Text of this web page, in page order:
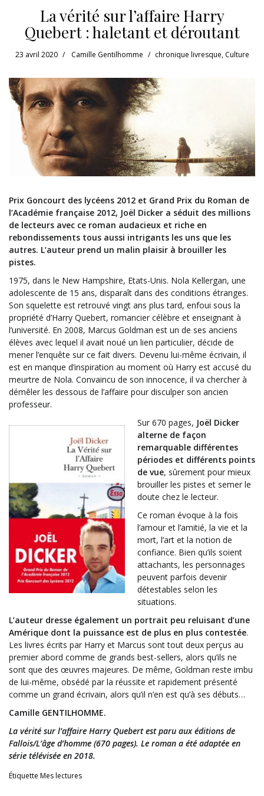
La vérité sur l’affaire Harry
Quebert : haletant et déroutant
23 avril 2020 Camille Gentilhomme chronique livresque, Culture
Prix Goncourt des lycéens 2012 et Grand Prix du Roman de
l’Académie française 2012, Joël Dicker a séduit des millions
de lecteurs avec ce roman audacieux et riche en
rebondissements tous aussi intrigants les uns que les
autres. L’auteur prend un malin plaisir à brouiller les
pistes.
1975, dans le New Hampshire, Etats-Unis. Nola Kellergan, une
adolescente de 15 ans, disparaît dans des conditions étranges.
Son squelette est retrouvé vingt ans plus tard, enfoui sous la
propriété d’Harry Quebert, romancier célèbre et enseignant à
l’université. En 2008, Marcus Goldman est un de ses anciens
élèves avec lequel il avait noué un lien particulier, décide de
mener l’enquête sur ce fait divers. Devenu lui-même écrivain, il
est en manque d’inspiration au moment où Harry est accusé du
meurtre de Nola. Convaincu de son innocence, il va chercher à
démêler les dessous de l’affaire pour disculper son ancien
professeur.
Sur 670 pages, Joël Dicker
alterne de façon
remarquable différentes
périodes et différents points
de vue, sûrement pour mieux
brouiller les pistes et semer le
doute chez le lecteur.
Ce roman évoque à la fois
l’amour et l’amitié, la vie et la
mort, l’art et la notion de
confiance. Bien qu’ils soient
attachants, les personnages
peuvent parfois devenir
détestables selon les
situations.
L’auteur dresse également un portrait peu reluisant d’une
Amérique dont la puissance est de plus en plus contestée.
Les livres écrits par Harry et Marcus sont tout deux perçus au
premier abord comme de grands best-sellers, alors qu’ils ne
sont que des œuvres majeures. De même, Goldman reste imbu
de lui-même, obsédé par la réussite et rapidement présenté
comme un grand écrivain, alors qu’il n’en est qu’à ses débuts…
Camille GENTILHOMME.
La vérité sur l’affaire Harry Quebert est paru aux éditions de
Fallois/L’âge d’homme (670 pages). Le roman a été adaptée en
série télévisée en 2018.
Étiquette Mes lectures